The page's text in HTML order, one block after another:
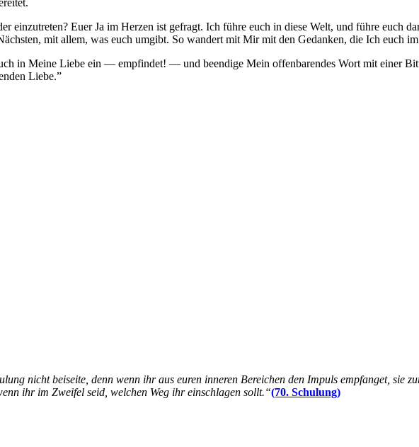
einzutreten? Euer Ja im Herzen ist gefragt. Ich führe euch in diese Welt, und führe euch
mit allem, was euch umgibt. So wandert mit Mir mit den Gedanken, die Ich euch
in Meine Liebe ein — empfindet! — und beendige Mein offenbarendes Wort mit einer
Liebe.”
nicht beiseite, denn wenn ihr aus euren inneren Bereichen den Impuls empfanget, sie
ihr im Zweifel seid, welchen Weg ihr einschlagen sollt.“(70. Schulung)